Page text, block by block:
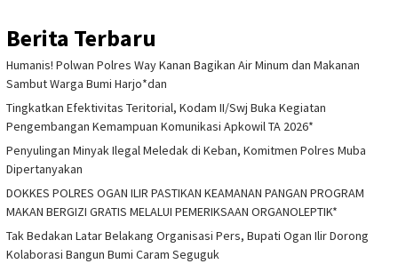
Berita Terbaru
Humanis! Polwan Polres Way Kanan Bagikan Air Minum dan Makanan
Sambut Warga Bumi Harjo*dan
Tingkatkan Efektivitas Teritorial, Kodam II/Swj Buka Kegiatan
Pengembangan Kemampuan Komunikasi Apkowil TA 2026*
Penyulingan Minyak Ilegal Meledak di Keban, Komitmen Polres Muba
Dipertanyakan
DOKKES POLRES OGAN ILIR PASTIKAN KEAMANAN PANGAN PROGRAM
MAKAN BERGIZI GRATIS MELALUI PEMERIKSAAN ORGANOLEPTIK*
Tak Bedakan Latar Belakang Organisasi Pers, Bupati Ogan Ilir Dorong
Kolaborasi Bangun Bumi Caram Seguguk